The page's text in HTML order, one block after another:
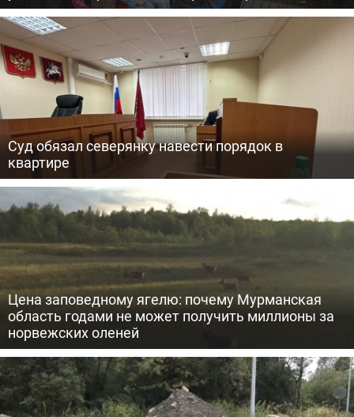
Суд обязал северянку навести порядок в
квартире
Цена заповедному ягелю: почему Мурманская
область годами не может получить миллионы за
норвежских оленей